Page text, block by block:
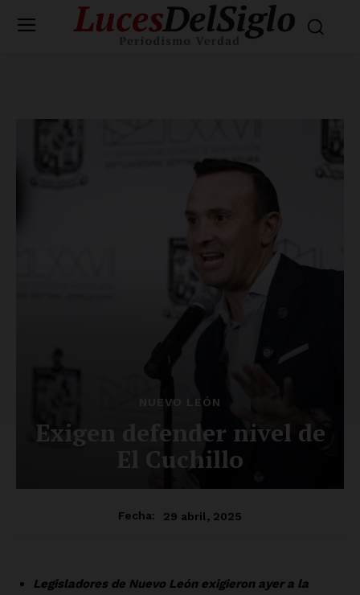
NUEVO LEÓN
Exigen defender nivel de
El Cuchillo
Fecha: 29 abril, 2025
Legisladores de Nuevo León exigieron ayer a la